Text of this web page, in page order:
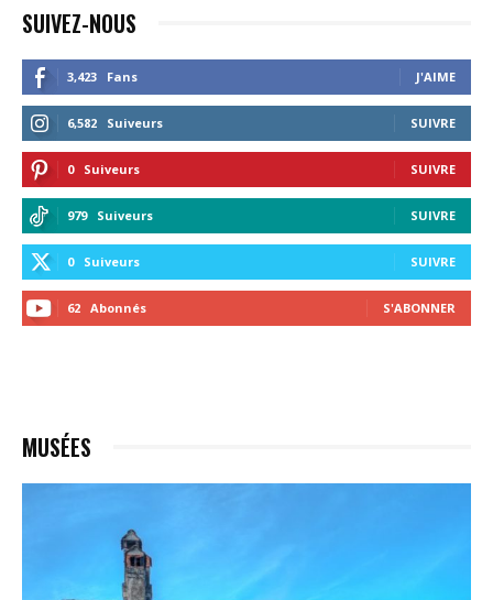
SUIVEZ-NOUS
3,423 Fans J'AIME
6,582 Suiveurs SUIVRE
0 Suiveurs SUIVRE
979 Suiveurs SUIVRE
0 Suiveurs SUIVRE
62 Abonnés S'ABONNER
MUSÉES